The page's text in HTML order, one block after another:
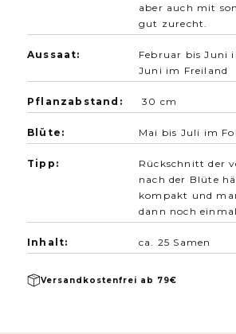
aber auch mit
gut zurecht.
Aussaat:
Februar bis Juni
Juni im Freiland
Pflanzabstand: 30 cm
Blüte: Mai bis Juli im
Tipp:
Rückschnitt der
nach der Blüte
kompakt und
dann noch einmal.
Inhalt: ca. 25 Samen
Versandkostenfrei ab 79€